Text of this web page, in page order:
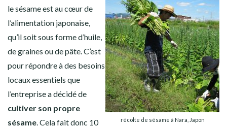
récolte de sésame à Nara, Japon
le sésame est au cœur de
l’alimentation japonaise,
qu’il soit sous forme d’huile,
de graines ou de pâte. C’est
pour répondre à des besoins
locaux essentiels que
l’entreprise a décidé de
cultiver son propre
sésame. Cela fait donc 10